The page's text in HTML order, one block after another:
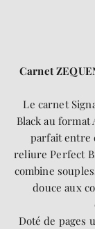
Carnet
Le carnet
Black au format
parfait entre
reliure Perfect
combine
douce aux
Doté de pages